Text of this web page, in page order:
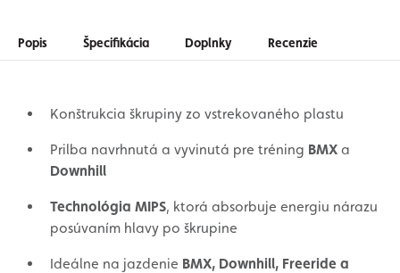
Popis Špecifikácia Doplnky Recenzie
Konštrukcia škrupiny zo vstrekovaného plastu
Prilba navrhnutá a vyvinutá pre tréning BMX a
Downhill
Technológia MIPS, ktorá absorbuje energiu nárazu
posúvaním hlavy po škrupine
Ideálne na jazdenie BMX, Downhill, Freeride a